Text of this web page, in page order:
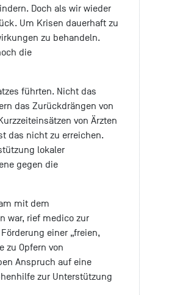
Doch als wir wieder
Um Krisen dauerhaft zu
zu behandeln.
die
führten. Nicht das
das Zurückdrängen von
von Ärzten
das nicht zu erreichen.
lokaler
gegen die
mit dem
war, rief medico zur
einer „freien,
zu Opfern von
Anspruch auf eine
zur Unterstützung